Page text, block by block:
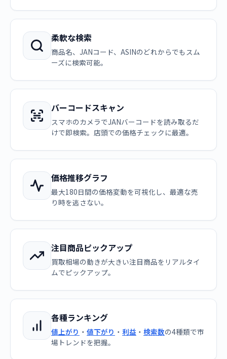
柔軟な検索
商品名、JANコード、ASINのどれからでもスム
ーズに検索可能。
バーコードスキャン
スマホのカメラでJANバーコードを読み取るだ
けで即検索。店頭での価格チェックに最適。
価格推移グラフ
最大180日間の価格変動を可視化し、最適な売
り時を逃さない。
注目商品ピックアップ
買取相場の動きが大きい注目商品をリアルタイ
ムでピックアップ。
各種ランキング
値上がり ・ 値下がり ・ 利益 ・ 検索数の4種類で市
場トレンドを把握。